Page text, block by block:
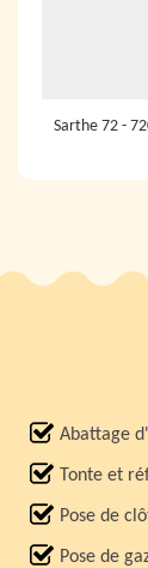
Sarthe 72 -
Abattage
Tonte et
Pose de
Pose de